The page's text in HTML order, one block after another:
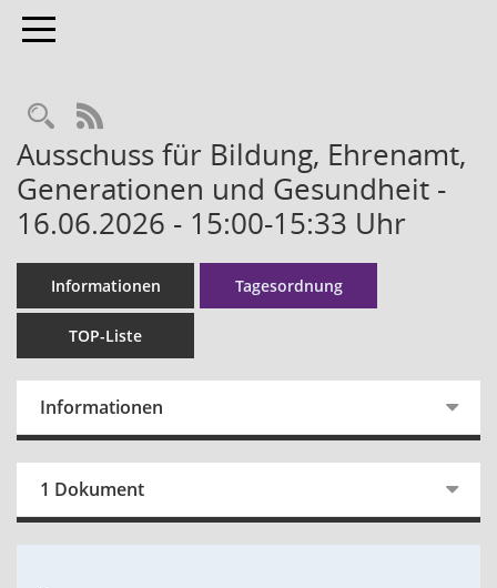
Toggle navigation
RSS-Feed
Ausschuss für Bildung, Ehrenamt,
Generationen und Gesundheit -
16.06.2026 - 15:00-15:33 Uhr
Informationen Tagesordnung
TOP-Liste
Informationen
1 Dokument